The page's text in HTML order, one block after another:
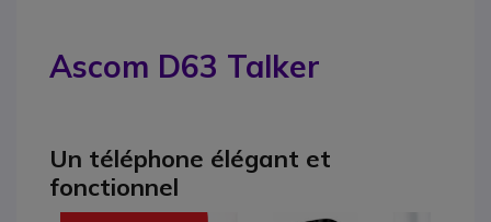
Ascom D63 Talker
Un téléphone élégant et
fonctionnel